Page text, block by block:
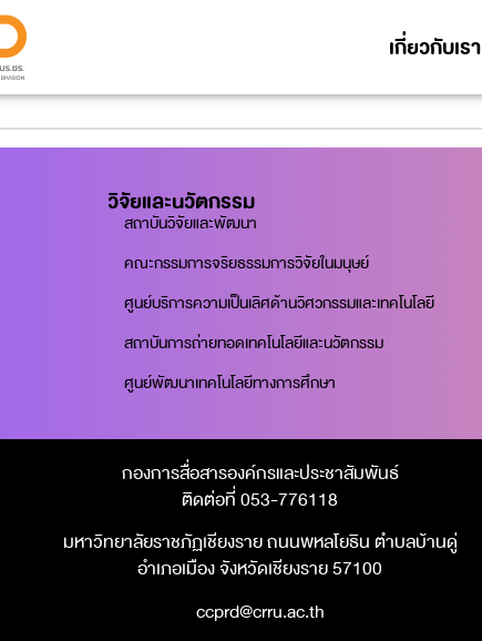
เกี่ยวกับเรา
วิจัยและนวัตกรรม
สถาบันวิจัยและพัฒนา
คณะกรรมการจริยธรรมการวิจัยในมนุษย์
ศูนย์บริการความเป็นเลิศด้านวิศวกรรมและเทคโนโลยี
สถาบันการถ่ายทอดเทคโนโลยีและนวัตกรรม
ศูนย์พัฒนาเทคโนโลยีทางการศึกษา
กองการสื่อสารองค์กรและประชาสัมพันธ์
ติดต่อที่ 053-776118
มหาวิทยาลัยราชภัฏเชียงราย ถนนพหลโยธิน ตำบลบ้านดู่
อำเภอเมือง จังหวัดเชียงราย 57100
ccprd@crru.ac.th